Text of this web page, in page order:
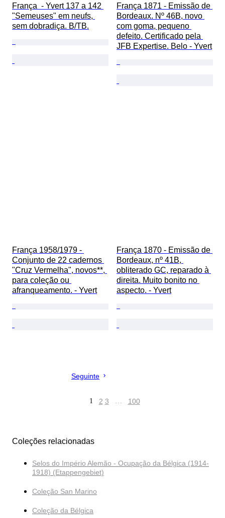
França  - Yvert 137 a 142
"Semeuses" em neufs,
sem dobradiça. B/TB.
França 1871 - Emissão de
Bordeaux. Nº 46B, novo
com goma, pequeno
defeito. Certificado pela
JFB Expertise. Belo - Yvert
França 1958/1979 -
Conjunto de 22 cadernos
"Cruz Vermelha", novos**,
para coleção ou
afranqueamento. - Yvert
França 1870 - Emissão de
Bordeaux, nº 41B,
obliterado GC, reparado à
direita. Muito bonito no
aspecto. - Yvert
Seguinte
1 2 3 … 100
Coleções relacionadas
Selos do Império Alemão - Ocupação da Bélgica (1914-
1918) (Etappengebiet)
Coleção San Marino
Coleção da Bélgica